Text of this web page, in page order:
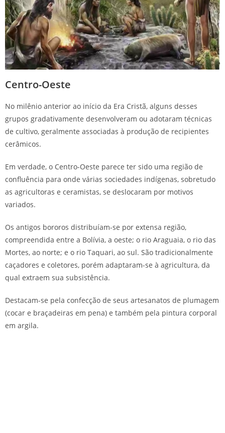
Centro-Oeste
No milênio anterior ao início da Era Cristã, alguns desses
grupos gradativamente desenvolveram ou adotaram técnicas
de cultivo, geralmente associadas à produção de recipientes
cerâmicos.
Em verdade, o Centro-Oeste parece ter sido uma região de
confluência para onde várias sociedades indígenas, sobretudo
as agricultoras e ceramistas, se deslocaram por motivos
variados.
Os antigos bororos distribuíam-se por extensa região,
compreendida entre a Bolívia, a oeste; o rio Araguaia, o rio das
Mortes, ao norte; e o rio Taquari, ao sul. São tradicionalmente
caçadores e coletores, porém adaptaram-se à agricultura, da
qual extraem sua subsistência.
Destacam-se pela confecção de seus artesanatos de plumagem
(cocar e braçadeiras em pena) e também pela pintura corporal
em argila.